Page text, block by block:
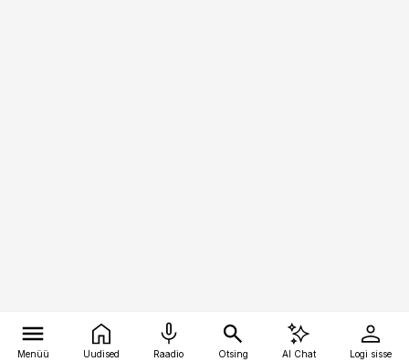
Menüü Uudised Raadio Otsing AI Chat Logi sisse